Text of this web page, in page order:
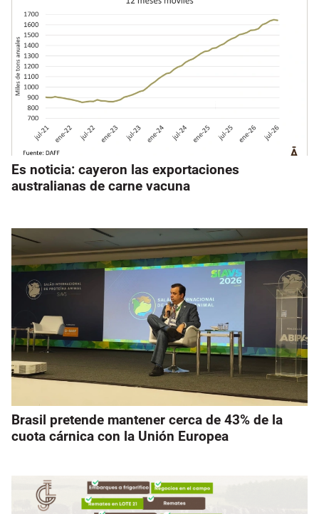
Es noticia: cayeron las exportaciones
australianas de carne vacuna
Brasil pretende mantener cerca de 43% de la
cuota cárnica con la Unión Europea